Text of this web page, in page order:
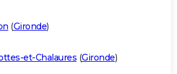
(Gironde)
et-Chalaures (Gironde)